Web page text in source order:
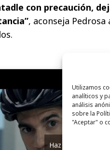
Utilizamos
analíticos y
análisis
sobre la
"Aceptar" o
con precaución,
, aconseja
Haz clic para